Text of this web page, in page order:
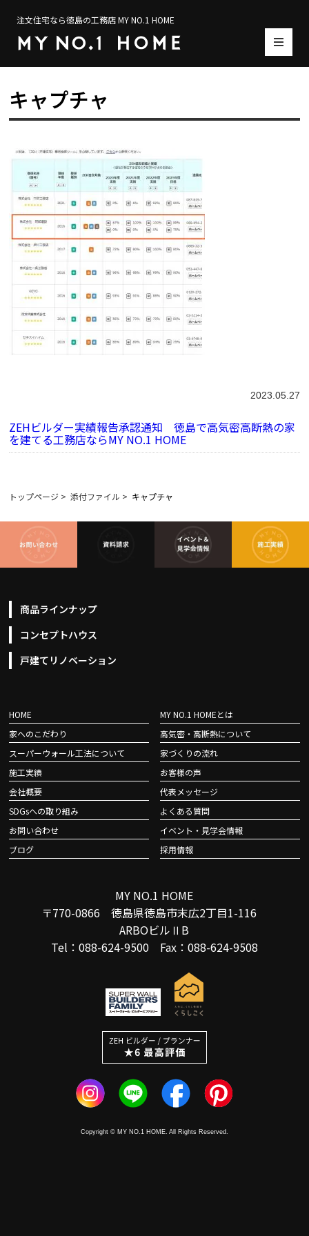
注文住宅なら徳島の工務店 MY NO.1 HOME
キャプチャ
2023.05.27
ZEHビルダー実績報告承認通知 徳島で高気密高断熱の家
を建てる工務店ならMY NO.1 HOME
トップページ > 添付ファイル > キャプチャ
商品ラインナップ
コンセプトハウス
戸建てリノベーション
HOME
MY NO.1 HOMEとは
家へのこだわり
高気密・高断熱について
スーパーウォール工法について
家づくりの流れ
施工実績
お客様の声
会社概要
代表メッセージ
SDGsへの取り組み
よくある質問
お問い合わせ
イベント・見学会情報
ブログ
採用情報
MY NO.1 HOME
〒770-0866 徳島県徳島市末広2丁目1-116
ARBOビルⅡB
Tel：088-624-9500 Fax：088-624-9508
Copyright © MY NO.1 HOME. All Rights Reserved.